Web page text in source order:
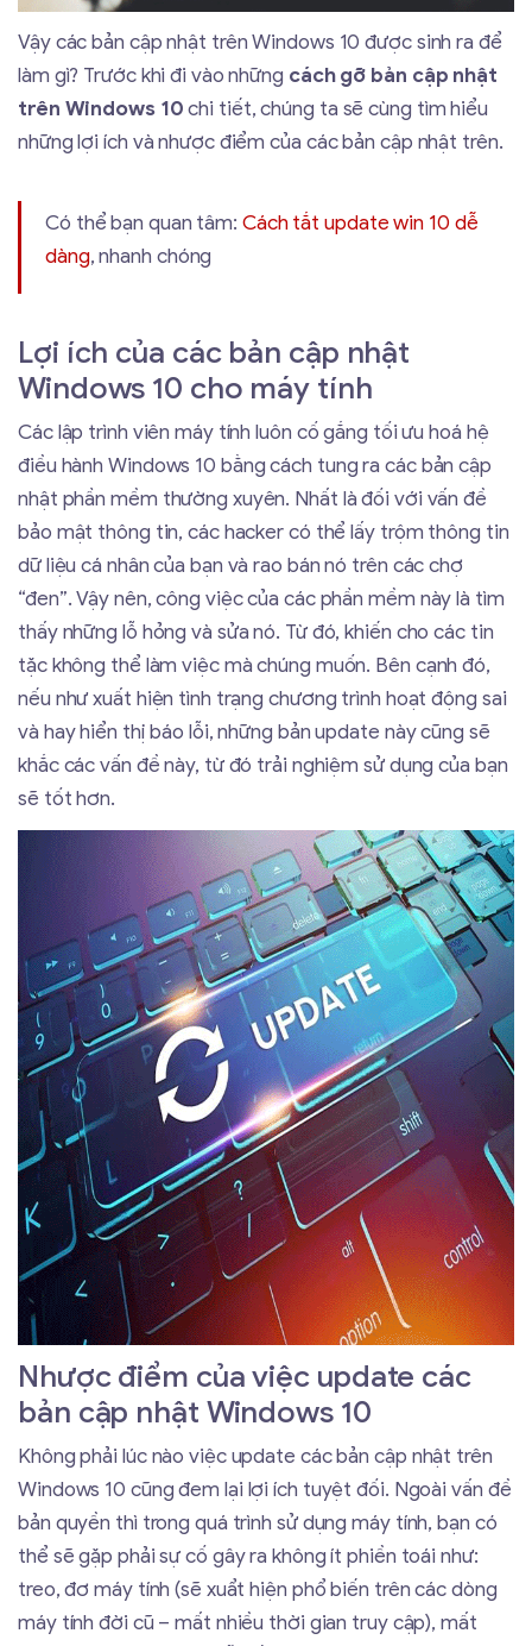
Vậy các bản cập nhật trên Windows 10 được sinh ra để
làm gì? Trước khi đi vào những cách gỡ bản cập nhật
trên Windows 10chi tiết, chúng ta sẽ cùng tìm hiểu
những lợi ích và nhược điểm của các bản cập nhật trên.
Có thể bạn quan tâm: Cách tắt update win 10 dễ
dàng, nhanh chóng
Lợi ích của các bản cập nhật
Windows 10 cho máy tính
Các lập trình viên máy tính luôn cố gắng tối ưu hoá hệ
điều hành Windows 10 bằng cách tung ra các bản cập
nhật phần mềm thường xuyên. Nhất là đối với vấn đề
bảo mật thông tin, các hacker có thể lấy trộm thông tin
dữ liệu cá nhân của bạn và rao bán nó trên các chợ
“đen”. Vậy nên, công việc của các phần mềm này là tìm
thấy những lỗ hỏng và sửa nó. Từ đó, khiến cho các tin
tặc không thể làm việc mà chúng muốn. Bên cạnh đó,
nếu như xuất hiện tình trạng chương trình hoạt động sai
và hay hiển thị báo lỗi, những bản update này cũng sẽ
khắc các vấn đề này, từ đó trải nghiệm sử dụng của bạn
sẽ tốt hơn.
Nhược điểm của việc update các
bản cập nhật Windows 10
Không phải lúc nào việc update các bản cập nhật trên
Windows 10 cũng đem lại lợi ích tuyệt đối. Ngoài vấn đề
bản quyền thì trong quá trình sử dụng máy tính, bạn có
thể sẽ gặp phải sự cố gây ra không ít phiền toái như:
treo, đơ máy tính (sẽ xuẩt hiện phổ biến trên các dòng
máy tính đời cũ – mất nhiều thời gian truy cập), mất